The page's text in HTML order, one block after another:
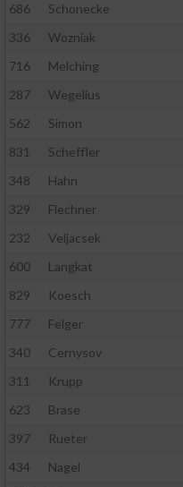
686
Schonecke
336
Wozniak
716
Melching
287
Wegelius
562
Simon
831
Scheffler
348
Hahn
329
Flechner
232
Veljacsek
600
Langkat
829
Koesch
777
Felger
340
Cernysov
311
Krupp
623
Brase
397
Rueter
434
Nagel